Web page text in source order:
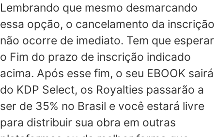
Lembrando que mesmo desmarcando
essa opção, o cancelamento da inscrição
não ocorre de imediato. Tem que esperar
o Fim do prazo de inscrição indicado
acima. Após esse fim, o seu EBOOK sairá
do KDP Select, os Royalties passarão a
ser de 35% no Brasil e você estará livre
para distribuir sua obra em outras